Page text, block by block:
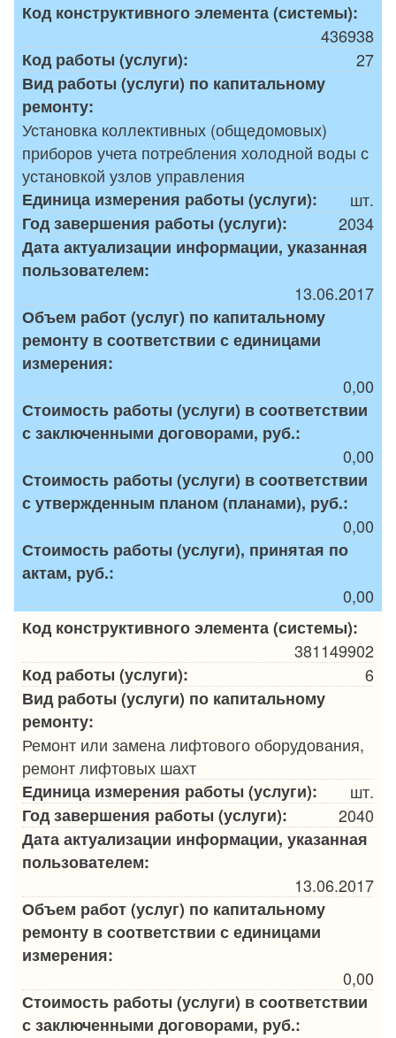
Код конструктивного элемента (системы):
436938
Код работы (услуги):
27
Вид работы (услуги) по капитальному
ремонту:
Установка коллективных (общедомовых)
приборов учета потребления холодной воды с
установкой узлов управления
Единица измерения работы (услуги):
шт.
Год завершения работы (услуги):
2034
Дата актуализации информации, указанная
пользователем:
13.06.2017
Объем работ (услуг) по капитальному
ремонту в соответствии с единицами
измерения:
0,00
Стоимость работы (услуги) в соответствии
с заключенными договорами, руб.:
0,00
Стоимость работы (услуги) в соответствии
с утвержденным планом (планами), руб.:
0,00
Стоимость работы (услуги), принятая по
актам, руб.:
0,00
Код конструктивного элемента (системы):
381149902
Код работы (услуги):
6
Вид работы (услуги) по капитальному
ремонту:
Ремонт или замена лифтового оборудования,
ремонт лифтовых шахт
Единица измерения работы (услуги):
шт.
Год завершения работы (услуги):
2040
Дата актуализации информации, указанная
пользователем:
13.06.2017
Объем работ (услуг) по капитальному
ремонту в соответствии с единицами
измерения:
0,00
Стоимость работы (услуги) в соответствии
с заключенными договорами, руб.: